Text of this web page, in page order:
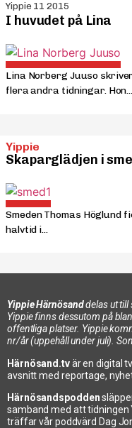
Yippie 11 2015
I huvudet på Lina
Lina Norberg Juuso
flera andra tidningar. Hon...
Yippie
Skaparglädjen i
Smeden Thomas Höglund
halvtid i...
Yippie Härnösanddelas ut till
Yippie finns dessutom på
offentliga platser. Yippie
nr/år (uppehåll under juli).
Härnösand.tvär en digital
avsnitt med reportage,
Härnösandspodden
samband med att tidningen
träffar vår poddvärd Dag